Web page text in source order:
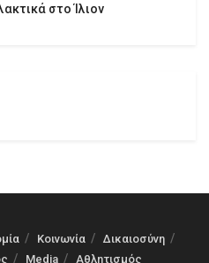
στο Ίλιον
Κοινωνία
Δικαιοσύνη
Media Αθλητισμός